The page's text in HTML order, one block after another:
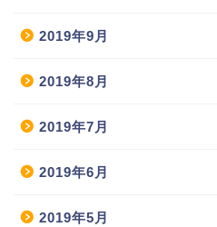
2019年9月
2019年8月
2019年7月
2019年6月
2019年5月